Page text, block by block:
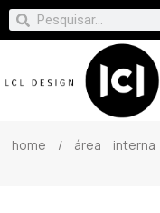
home / área interna